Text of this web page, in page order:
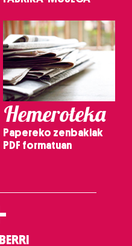
Hemeroteka
Papereko zenbakiak
PDF formatuan